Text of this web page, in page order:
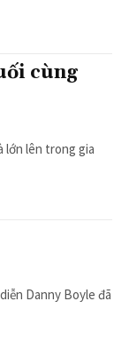
cùng
lớn lên trong gia
Danny Boyle đã